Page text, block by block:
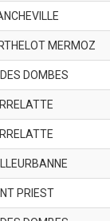
MERMOZ
DOMBES
PRIEST